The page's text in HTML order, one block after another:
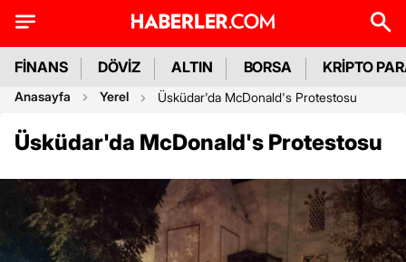
FİNANS DÖVİZ ALTIN BORSA KRİPTO
Anasayfa Yerel Üsküdar'da McDonald's Protestosu
Üsküdar'da McDonald's Protestosu